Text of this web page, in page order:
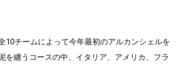
10チームによって今年最初のアルカンシェルを
纏うコースの中、イタリア、アメリカ、フラ